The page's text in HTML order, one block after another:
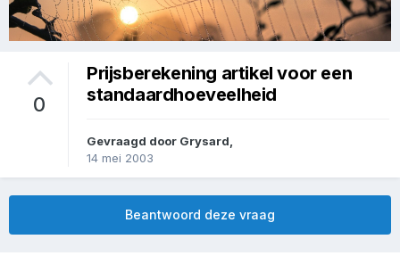
0
Prijsberekening artikel voor een
standaardhoeveelheid
Gevraagd door Grysard
14 mei 2003
Beantwoord deze vraag